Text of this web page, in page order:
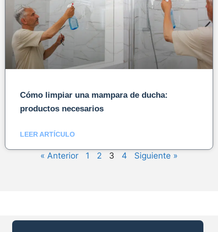
Cómo limpiar una mampara de ducha:
productos necesarios
LEER ARTÍCULO
« Anterior 1 2 3 4 Siguiente »